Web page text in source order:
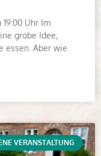
Uhr Im
grobe Idee,
essen. Aber wie
VERANSTALTUNG